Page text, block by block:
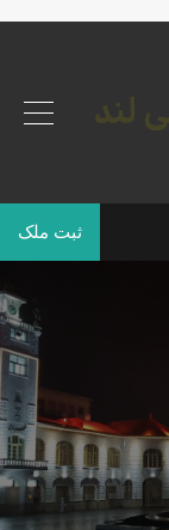
ثبت ملک